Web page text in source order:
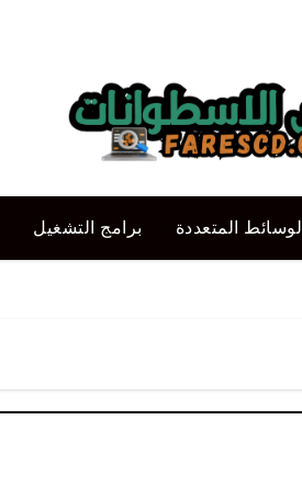
الوسائط المتعددة برامج التشغيل